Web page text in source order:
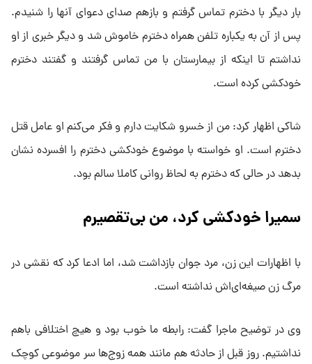
بار دیگر با دخترم تماس گرفتم و بازهم صدای دعوای آنها را شنیدم.
پس از آن به یکباره تلفن همراه دخترم خاموش شد و دیگر خبری از او
نداشتم تا اینکه از بیمارستان با من تماس گرفتند و گفتند دخترم
خودکشی کرده است.
شاکی اظهار کرد: من از خسرو شکایت دارم و فکر می‌کنم او عامل قتل
دخترم است. او خواسته با موضوع خودکشی دخترم را افسرده نشان
بدهد در حالی که دخترم به لحاظ روانی کاملا سالم بود.
سمیرا خودکشی کرد، من بی‌تقصیرم
با اظهارات این زن، مرد جوان بازداشت شد، اما ادعا کرد که نقشی در
مرگ زن صیغه‌ای‌اش نداشته است.
وی در توضیح ماجرا گفت: رابطه ما خوب بود و هیچ اختلافی باهم
نداشتیم. روز قبل از حادثه هم مانند همه زوج‌ها سر موضوعی کوچک